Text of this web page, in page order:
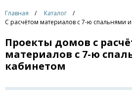
Главная
Каталог
С расчётом материалов с 7-ю спальнями
Проекты домов с
материалов с 7-ю
кабинетом